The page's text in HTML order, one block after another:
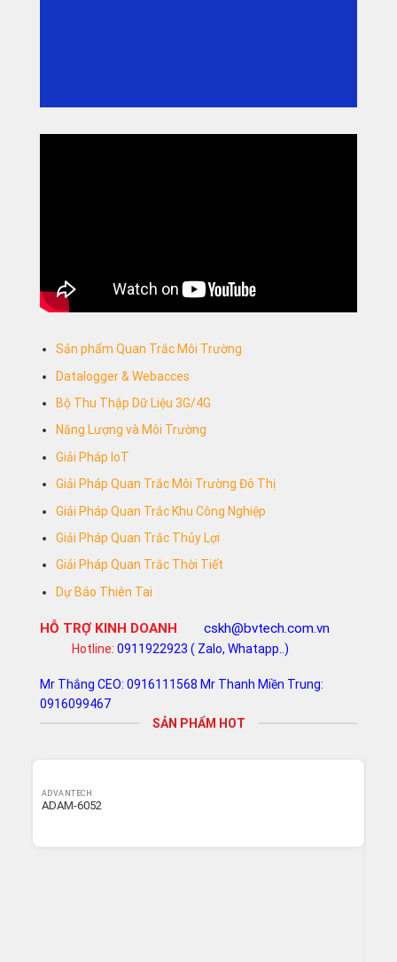
Sản phẩm Quan Trắc Môi Trường
Datalogger & Webacces
Bộ Thu Thập Dữ Liệu 3G/4G
Năng Lượng và Môi Trường
Giải Pháp IoT
Giải Pháp Quan Trắc Môi Trường Đô Thị
Giải Pháp Quan Trắc Khu Công Nghiệp
Giải Pháp Quan Trắc Thủy Lợi
Giải Pháp Quan Trắc Thời Tiết
Dự Báo Thiên Tai
HỖ TRỢ KINH DOANH cskh@bvtech.com.vn
Hotline: 0911922923 ( Zalo, Whatapp..)
Mr Thắng CEO: 0916111568 Mr Thanh Miền Trung:
0916099467
SẢN PHẨM HOT
ADVANTECH
ADAM-6052